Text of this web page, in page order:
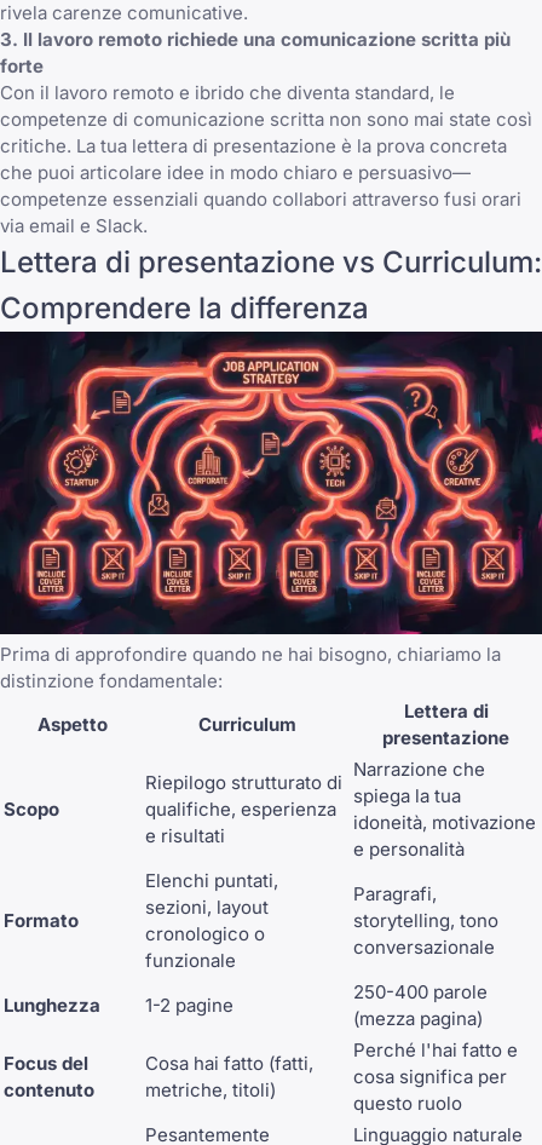
rivela carenze comunicative.
3. Il lavoro remoto richiede una comunicazione scritta più
forte
Con il lavoro remoto e ibrido che diventa standard, le
competenze di comunicazione scritta non sono mai state così
critiche. La tua lettera di presentazione è la prova concreta
che puoi articolare idee in modo chiaro e persuasivo—
competenze essenziali quando collabori attraverso fusi orari
via email e Slack.
Lettera di presentazione vs Curriculum:
Comprendere la differenza
Prima di approfondire quando ne hai bisogno, chiariamo la
distinzione fondamentale:
Aspetto
Curriculum
Lettera di
presentazione
Scopo
Riepilogo strutturato di
qualifiche, esperienza
e risultati
Narrazione che
spiega la tua
idoneità, motivazione
e personalità
Formato
Elenchi puntati,
sezioni, layout
cronologico o
funzionale
Paragrafi,
storytelling, tono
conversazionale
Lunghezza 1-2 pagine
250-400 parole
(mezza pagina)
Focus del
contenuto
Cosa hai fatto (fatti,
metriche, titoli)
Perché l'hai fatto e
cosa significa per
questo ruolo
Pesantemente
Linguaggio naturale